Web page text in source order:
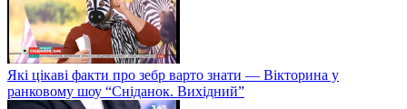
Які цікаві факти про зебр варто знати — Вікторина у
ранковому шоу “Сніданок. Вихідний”